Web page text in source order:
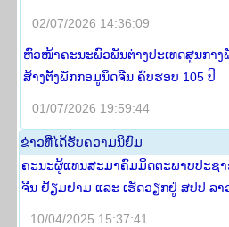
02/07/2026 14:36:09
ຫົວໜ້າຄະນະພົວພັນຕ່າງປະເທດສູນກາ
ສ້າງຕັ້ງພັກກອມູນິດຈີນ ຄົບຮອບ 105 ປີ
01/07/2026 19:59:44
​ຂ່າວ​ທີ່​ໄດ້​ຮັບ​ຄວາມ​ນິ​ຍົມ
ຄະນະຜູ້ແທນສະມາຄົມມິດຕະພາບປະຊາ
ຈີນ ຢ້ຽມຢາມ ແລະ ເຮັດວຽກຢູ່ ສປປ ລາ
10/04/2025 15:37:41